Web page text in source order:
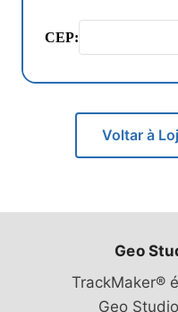
CEP:
Voltar à
Geo
TrackMaker®
Geo